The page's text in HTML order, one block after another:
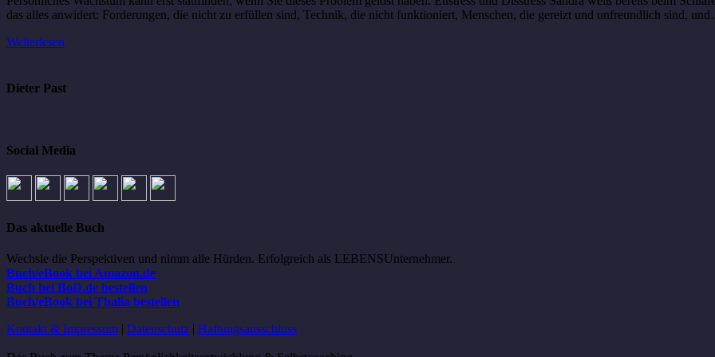
das alles anwidert: Forderungen, die nicht zu erfüllen sind, Technik, die nicht funktioniert, Menschen, die gereizt und unfreundlich sind,
Weiterlesen
Dieter Past
Social Media
Das aktuelle Buch
Wechsle die Perspektiven und nimm alle Hürden. Erfolgreich als LEBENSUnternehmer.
Buch/eBook bei Amazon.de
Buch bei BoD.de bestellen
Buch/eBook bei Thalia bestellen
Kontakt & Impressum | Datenschutz | Haftungsausschluss